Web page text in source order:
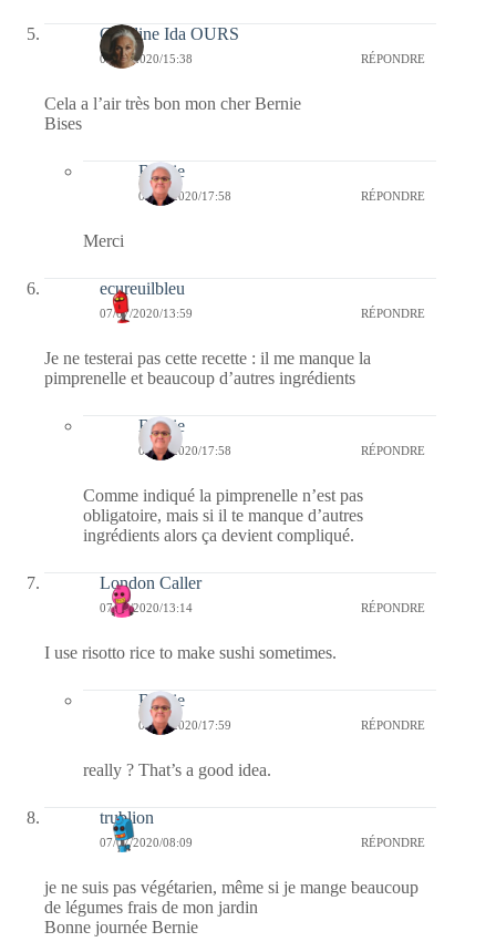
Caroline Ida OURS
07/07/2020/15:38 RÉPONDRE
Cela a l’air très bon mon cher Bernie
Bises
Bernie
07/07/2020/17:58 RÉPONDRE
Merci
ecureuilbleu
07/07/2020/13:59 RÉPONDRE
Je ne testerai pas cette recette : il me manque la
pimprenelle et beaucoup d’autres ingrédients
Bernie
07/07/2020/17:58 RÉPONDRE
Comme indiqué la pimprenelle n’est pas
obligatoire, mais si il te manque d’autres
ingrédients alors ça devient compliqué.
London Caller
07/07/2020/13:14 RÉPONDRE
I use risotto rice to make sushi sometimes.
Bernie
07/07/2020/17:59 RÉPONDRE
really ? That’s a good idea.
trublion
07/07/2020/08:09 RÉPONDRE
je ne suis pas végétarien, même si je mange beaucoup
de légumes frais de mon jardin
Bonne journée Bernie